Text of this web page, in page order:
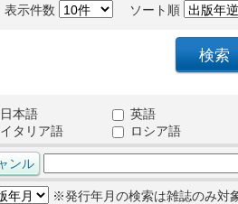
表示件数 ソート順
日本語
英語
イタリア語
ロシア語
※発行年月の検索は雑誌のみ対